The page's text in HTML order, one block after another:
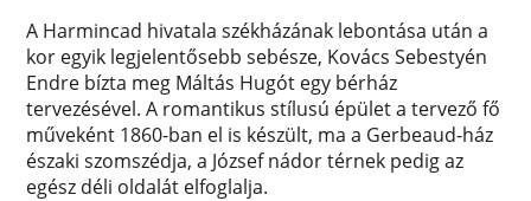
A Harmincad hivatala székházának lebontása után a
kor egyik legjelentősebb sebésze, Kovács Sebestyén
Endre bízta meg Máltás Hugót egy bérház
tervezésével. A romantikus stílusú épület a tervező fő
műveként 1860-ban el is készült, ma a Gerbeaud-ház
északi szomszédja, a József nádor térnek pedig az
egész déli oldalát elfoglalja.